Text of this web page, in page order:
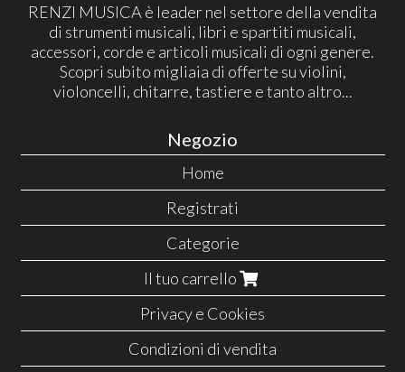
RENZI MUSICA è leader nel settore della vendita
di strumenti musicali, libri e spartiti musicali,
accessori, corde e articoli musicali di ogni genere.
Scopri subito migliaia di offerte su violini,
violoncelli, chitarre, tastiere e tanto altro...
Negozio
Home
Registrati
Categorie
Il tuo carrello
Privacy e Cookies
Condizioni di vendita